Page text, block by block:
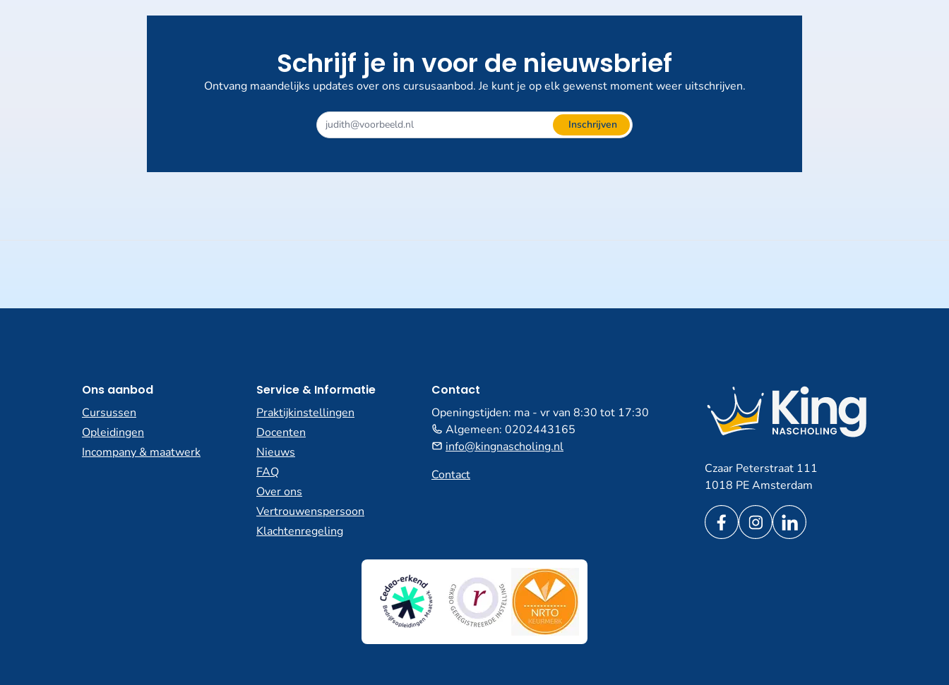
Schrijf je in voor de nieuwsbrief
Ontvang maandelijks updates over ons cursusaanbod. Je kunt je op elk gewenst moment weer uitschrijven.
Inschrijven
Ons aanbod
Cursussen
Opleidingen
Incompany & maatwerk
Service & Informatie
Praktijkinstellingen
Docenten
Nieuws
FAQ
Over ons
Vertrouwenspersoon
Klachtenregeling
Contact
Openingstijden: ma - vr van 8:30 tot 17:30
Algemeen: 0202443165
info@kingnascholing.nl
Contact
Czaar Peterstraat 111
1018 PE Amsterdam